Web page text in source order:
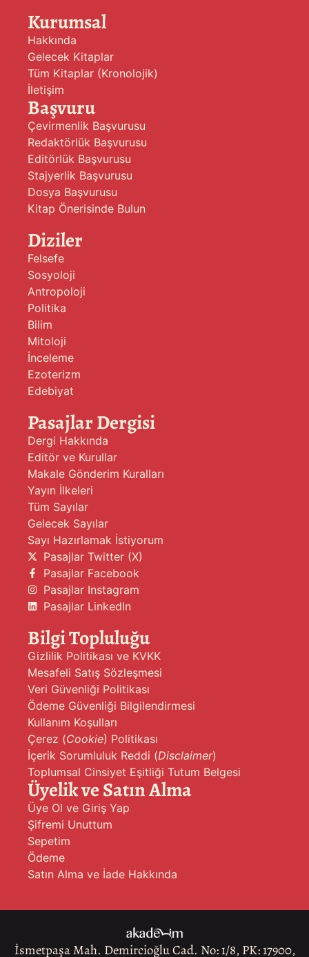
Kurumsal
Hakkında
Gelecek Kitaplar
Tüm Kitaplar (Kronolojik)
İletişim
Başvuru
Çevirmenlik Başvurusu
Redaktörlük Başvurusu
Editörlük Başvurusu
Stajyerlik Başvurusu
Dosya Başvurusu
Kitap Önerisinde Bulun
Diziler
Felsefe
Sosyoloji
Antropoloji
Politika
Bilim
Mitoloji
İnceleme
Ezoterizm
Edebiyat
Pasajlar Dergisi
Dergi Hakkında
Editör ve Kurullar
Makale Gönderim Kuralları
Yayın İlkeleri
Tüm Sayılar
Gelecek Sayılar
Sayı Hazırlamak İstiyorum
Pasajlar Twitter (X)
Pasajlar Facebook
Pasajlar Instagram
Pasajlar LinkedIn
Bilgi Topluluğu
Gizlilik Politikası ve KVKK
Mesafeli Satış Sözleşmesi
Veri Güvenliği Politikası
Ödeme Güvenliği Bilgilendirmesi
Kullanım Koşulları
Çerez (Cookie) Politikası
İçerik Sorumluluk Reddi (Disclaimer)
Toplumsal Cinsiyet Eşitliği Tutum Belgesi
Üyelik ve Satın Alma
Üye Ol ve Giriş Yap
Şifremi Unuttum
Sepetim
Ödeme
Satın Alma ve İade Hakkında
İsmetpaşa Mah. Demircioğlu Cad. No: 1/8, PK: 17900,